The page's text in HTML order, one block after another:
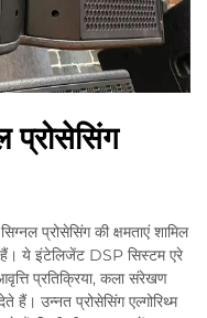
प्रोसेसिंग
प्रोसेसिंग की क्षमताएं शामिल
ये इंटेलिजेंट DSP सिस्टम एरे
प्रतिक्रिया, कला संरेखण
उन्नत प्रोसेसिंग एल्गोरिथ्म